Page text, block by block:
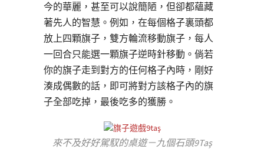
今的華麗，甚至可以說簡陋，但卻都蘊藏
著先人的智慧。例如，在每個格子裏頭都
放上四顆旗子，雙方輪流移動旗子，每人
一回合只能選一顆旗子逆時針移動。倘若
你的旗子走到對方的任何格子內時，剛好
湊成偶數的話，即可將對方該格子內的旗
子全部吃掉，最後吃多的獲勝。
來不及好好駕馭的桌遊－九個石頭9Taş